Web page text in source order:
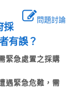
問題討論
採
有誤？
緊急處置之採購
遇緊急危難，需